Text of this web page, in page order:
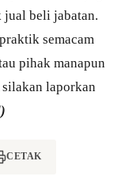
jual beli jabatan.
semacam
pihak manapun
laporkan
CETAK